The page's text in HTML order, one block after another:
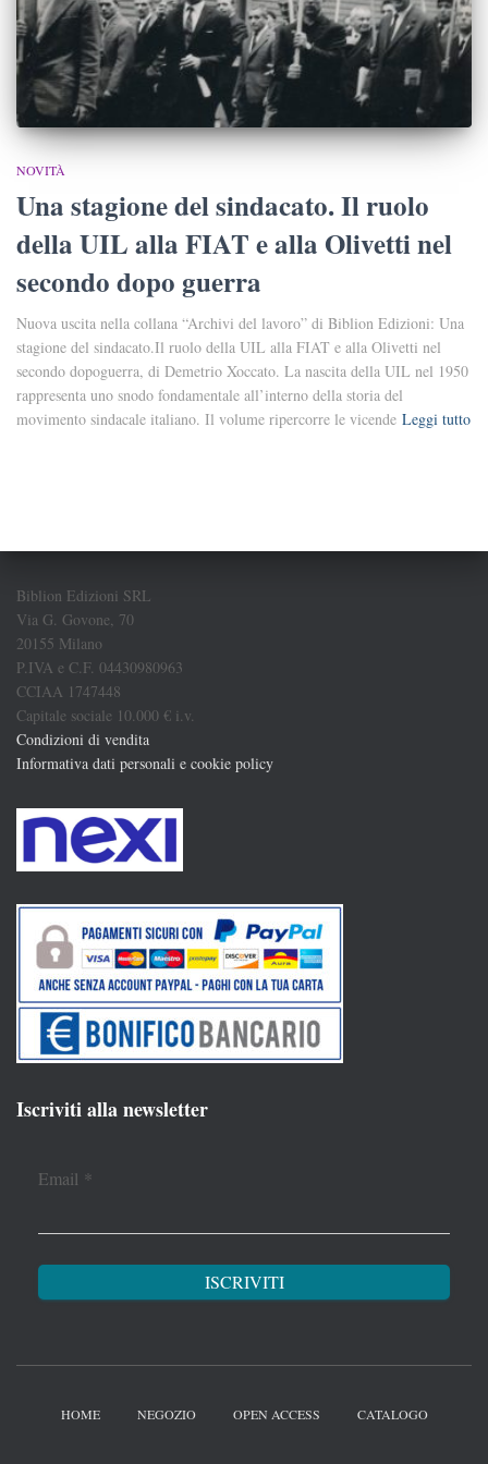
NOVITÀ
Una stagione del sindacato. Il ruolo
della UIL alla FIAT e alla Olivetti nel
secondo dopo guerra
Nuova uscita nella collana “Archivi del lavoro” di Biblion Edizioni: Una
stagione del sindacato.Il ruolo della UIL alla FIAT e alla Olivetti nel
secondo dopoguerra, di Demetrio Xoccato. La nascita della UIL nel 1950
rappresenta uno snodo fondamentale all’interno della storia del
movimento sindacale italiano. Il volume ripercorre le vicende Leggi tutto
Biblion Edizioni SRL
Via G. Govone, 70
20155 Milano
P.IVA e C.F. 04430980963
CCIAA 1747448
Capitale sociale 10.000 € i.v.
Condizioni di vendita
Informativa dati personali e cookie policy
Iscriviti alla newsletter
Email *
HOME NEGOZIO OPEN ACCESS CATALOGO